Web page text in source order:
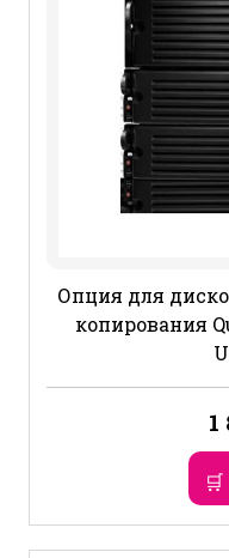
Опция для
копирования
1